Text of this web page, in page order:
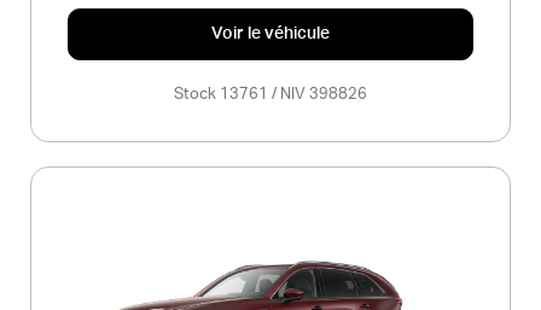
Voir le véhicule
Stock 13761 / NIV 398826